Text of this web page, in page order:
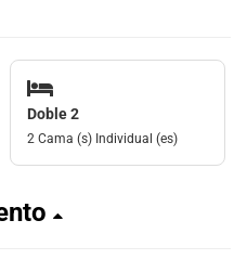
Doble 2
2 Cama (s) Individual (es)